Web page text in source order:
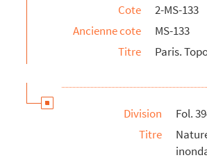
Cote
2-MS-133
Ancienne cote
MS-133
Titre
Paris.
Division
Fol.
Titre